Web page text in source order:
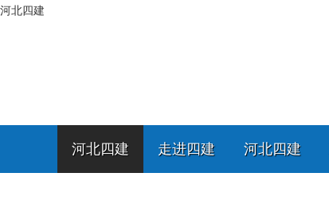
河北四建
河北四建 走进四建 河北四建